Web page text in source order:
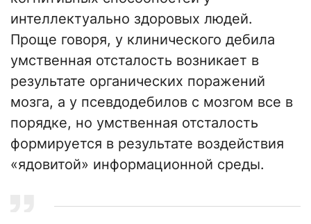
интеллектуально здоровых людей.
Проще говоря, у клинического дебила
умственная отсталость возникает в
результате органических поражений
мозга, а у псевдодебилов с мозгом все в
порядке, но умственная отсталость
формируется в результате воздействия
«ядовитой» информационной среды.